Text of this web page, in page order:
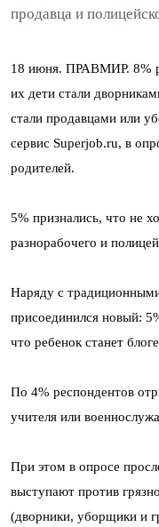
продавца и
18 июня. ПРАВМИР. 8%
их дети стали
стали продавцами или
сервис Superjob.ru, в
родителей.
5% признались, что не
разнорабочего и
Наряду с
присоединился новый:
что ребенок станет
По 4% респондентов
учителя или
При этом в опросе
выступают против
(дворники, уборщики и